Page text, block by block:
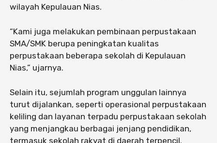
wilayah Kepulauan Nias.
“Kami juga melakukan pembinaan perpustakaan
SMA/SMK berupa peningkatan kualitas
perpustakaan beberapa sekolah di Kepulauan
Nias,” ujarnya.
Selain itu, sejumlah program unggulan lainnya
turut dijalankan, seperti operasional perpustakaan
keliling dan layanan terpadu perpustakaan sekolah
yang menjangkau berbagai jenjang pendidikan,
termasuk sekolah rakyat di daerah terpencil.